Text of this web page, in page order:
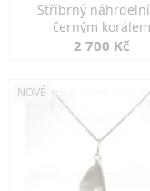
Stříbrný
černým korálem
2 700 Kč
NOVÉ